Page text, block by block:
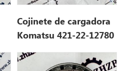
Cojinete de cargadora
Komatsu 421-22-12780